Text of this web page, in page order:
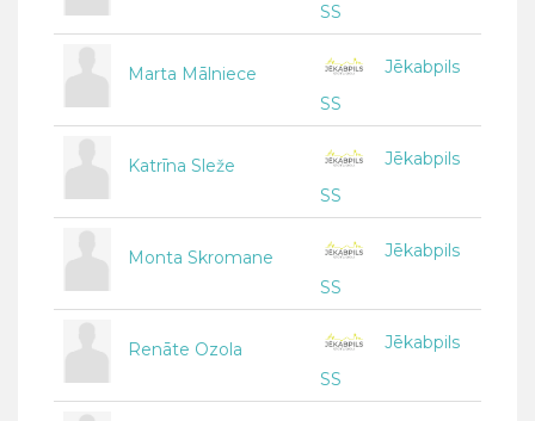
SS
Marta Mālniece
Jēkabpils
SS
Katrīna Sleže
Jēkabpils
SS
Monta Skromane
Jēkabpils
SS
Renāte Ozola
Jēkabpils
SS